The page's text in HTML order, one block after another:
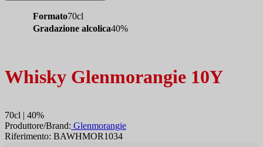
Formato70cl
Gradazione alcolica40%
Whisky Glenmorangie 10Y
70cl | 40%
Produttore/Brand: Glenmorangie
Riferimento: BAWHMOR1034